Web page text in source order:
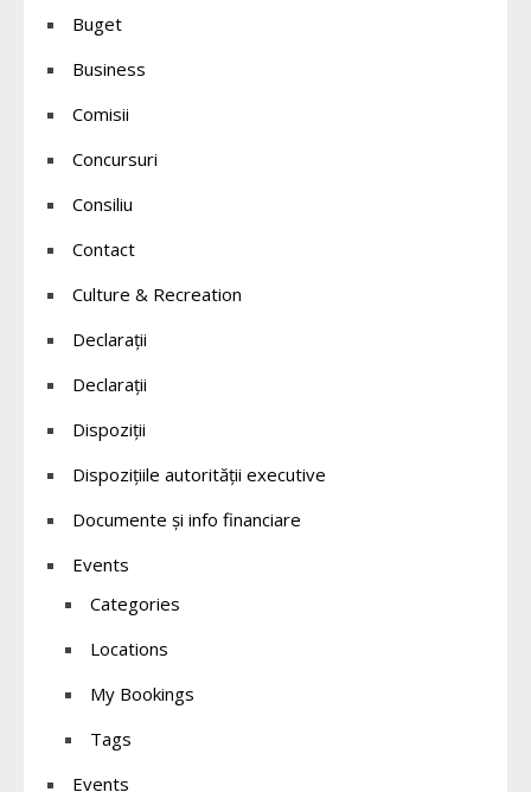
Buget
Business
Comisii
Concursuri
Consiliu
Contact
Culture & Recreation
Declaraţii
Declarații
Dispoziții
Dispozițiile autorității executive
Documente și info financiare
Events
Categories
Locations
My Bookings
Tags
Events